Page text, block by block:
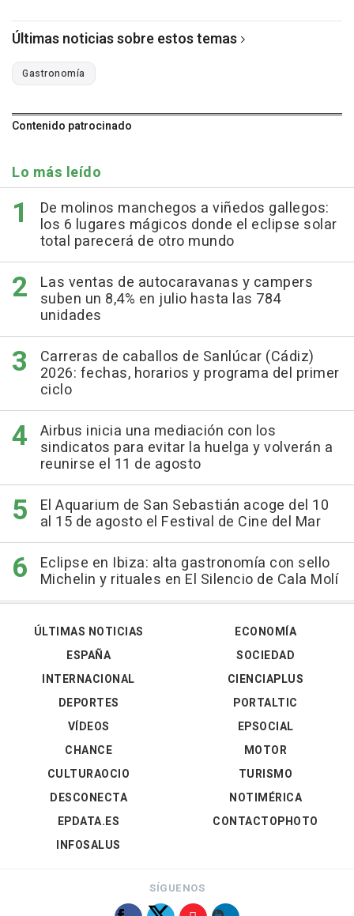
Últimas noticias sobre estos temas
Gastronomía
Contenido patrocinado
Lo más leído
De molinos manchegos a viñedos gallegos:
los 6 lugares mágicos donde el eclipse solar
total parecerá de otro mundo
Las ventas de autocaravanas y campers
suben un 8,4% en julio hasta las 784
unidades
Carreras de caballos de Sanlúcar (Cádiz)
2026: fechas, horarios y programa del primer
ciclo
Airbus inicia una mediación con los
sindicatos para evitar la huelga y volverán a
reunirse el 11 de agosto
El Aquarium de San Sebastián acoge del 10
al 15 de agosto el Festival de Cine del Mar
Eclipse en Ibiza: alta gastronomía con sello
Michelin y rituales en El Silencio de Cala Molí
ÚLTIMAS NOTICIAS
ESPAÑA
INTERNACIONAL
DEPORTES
VÍDEOS
ECONOMÍA
SOCIEDAD
CIENCIAPLUS
PORTALTIC
EPSOCIAL
CHANCE
CULTURAOCIO
DESCONECTA
EPDATA.ES
INFOSALUS
MOTOR
TURISMO
NOTIMÉRICA
CONTACTOPHOTO
SÍGUENOS